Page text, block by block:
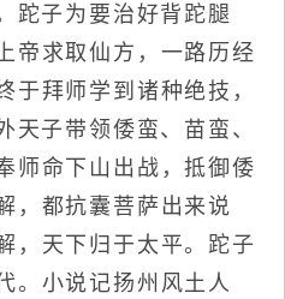
跎子为要治好背跎腿
帝求取仙方，一路历经
于拜师学到诸种绝技，
天子带领倭蛮、苗蛮、
师命下山出战，抵御倭
，都抗囊菩萨出来说
，天下归于太平。跎子
。小说记扬州风土人